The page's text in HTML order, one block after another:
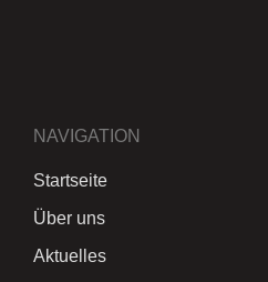
NAVIGATION
Startseite
Über uns
Aktuelles